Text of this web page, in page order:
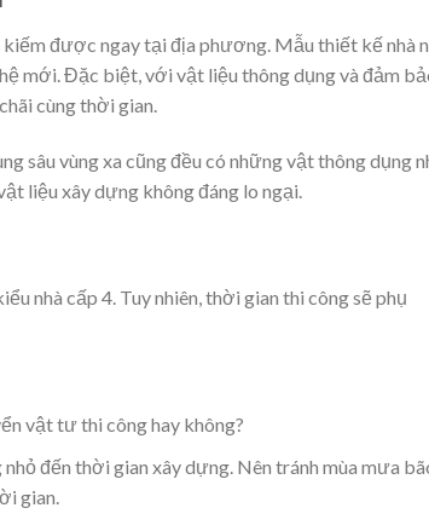
được ngay tại địa phương. Mẫu thiết kế nhà
mới. Đặc biệt, với vật liệu thông dụng và đảm
cùng thời gian.
sâu vùng xa cũng đều có những vật thông dụng
liệu xây dựng không đáng lo ngại.
nhà cấp 4. Tuy nhiên, thời gian thi công sẽ phụ
vật tư thi công hay không?
đến thời gian xây dựng. Nên tránh mùa mưa
gian.